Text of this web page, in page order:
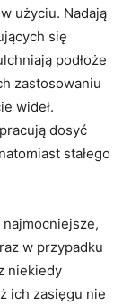
użyciu. Nadają
się
podłoże
zastosowaniu
wideł.
dosyć
stałego
w przypadku
niekiedy
ich zasięgu nie